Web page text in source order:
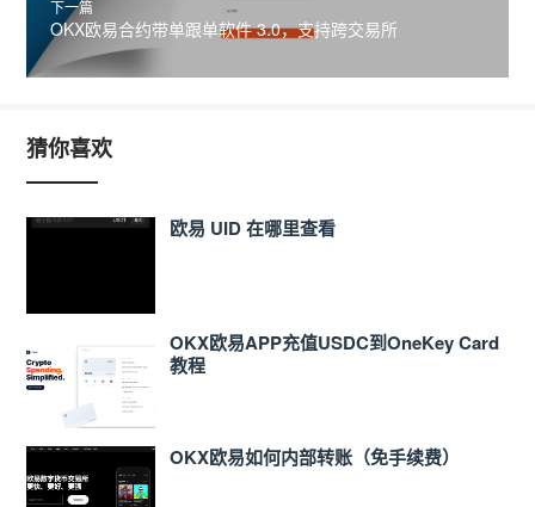
下一篇
OKX欧易合约带单跟单软件 3.0，支持跨交易所
猜你喜欢
欧易 UID 在哪里查看
OKX欧易APP充值USDC到OneKey Card
教程
OKX欧易如何内部转账（免手续费）